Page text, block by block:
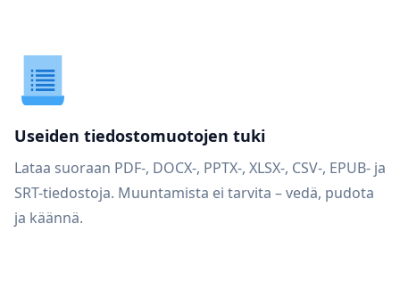
Useiden tiedostomuotojen tuki
Lataa suoraan PDF-, DOCX-, PPTX-, XLSX-, CSV-, EPUB- ja
SRT-tiedostoja. Muuntamista ei tarvita – vedä, pudota
ja käännä.